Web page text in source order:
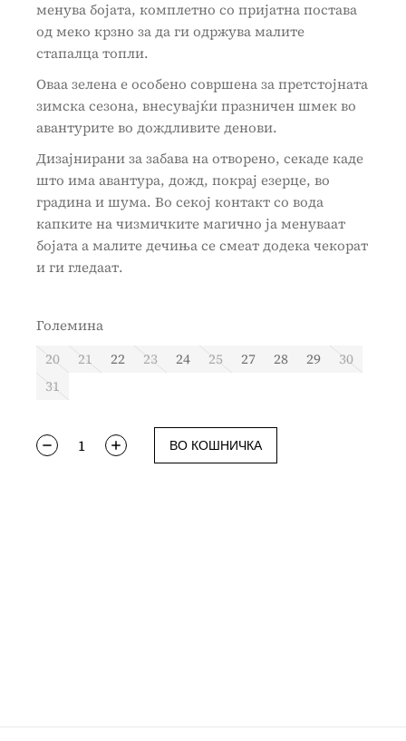
менува бојата, комплетно со пријатна постава
од меко крзно за да ги одржува малите
стапалца топли.
Оваа зелена е особено совршена за претстојната
зимска сезона, внесувајќи празничен шмек во
авантурите во дождливите денови.
Дизајнирани за забава на отворено, секаде каде
што има авантура, дожд, покрај езерце, во
градина и шума. Во секој контакт со вода
капките на чизмичките магично ја менуваат
бојата а малите дечиња се смеат додека чекорат
и ги гледаат.
Големина
20
21 22 23 24 25 27 28 29
30
31
ВО КОШНИЧКА